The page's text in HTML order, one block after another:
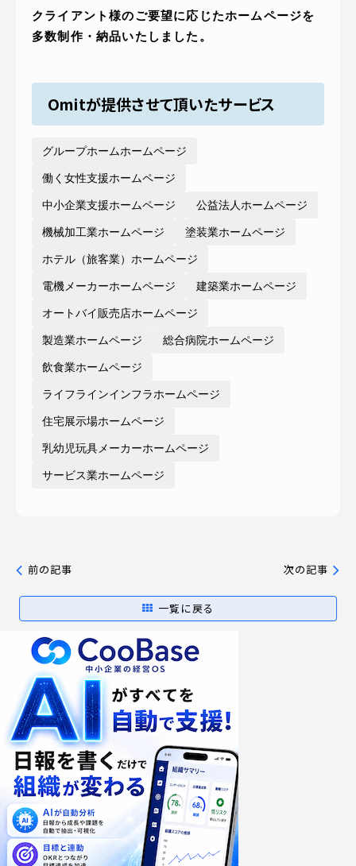
( 24時間365日いつでも受付対応 )
月〜金曜10:00 〜 19:00 ( 土日祝定休 )
クライアント様のご要望に応じたホームページを
多数制作・納品いたしました。
Omitが提供させて頂いたサービス
グループホームホームページ
働く女性支援ホームページ
中小企業支援ホームページ 公益法人ホームページ
機械加工業ホームページ 塗装業ホームページ
ホテル（旅客業）ホームページ
電機メーカーホームページ 建築業ホームページ
オートバイ販売店ホームページ
製造業ホームページ 総合病院ホームページ
飲食業ホームページ
ライフラインインフラホームページ
住宅展示場ホームページ
乳幼児玩具メーカーホームページ
サービス業ホームページ
前の記事
一覧に戻る
次の記事